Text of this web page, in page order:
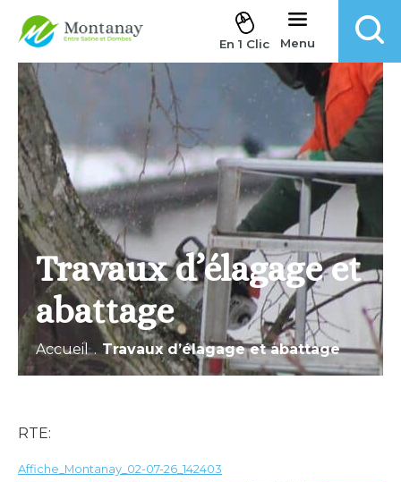
Aller au contenu
En 1 Clic Menu
Travaux d’élagage et
abattage
Accueil . Travaux d’élagage et abattage
RTE:
Affiche_Montanay_02-07-26_142403